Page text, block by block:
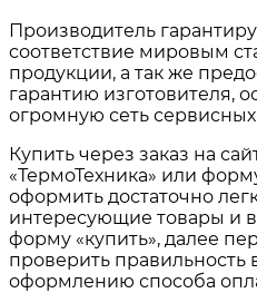
Производитель
соответствие мировым
продукции, а так же
гарантию изготовителя,
огромную сеть
Купить через заказ на
«ТермоТехника» или
оформить достаточно
интересующие товары и
форму «купить», далее
проверить правильность
оформлению способа